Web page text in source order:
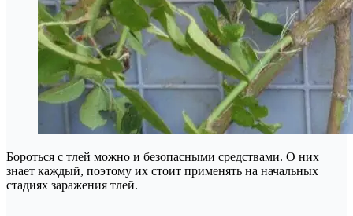
Бороться с тлей можно и безопасными средствами. О них
знает каждый, поэтому их стоит применять на начальных
стадиях заражения тлей.